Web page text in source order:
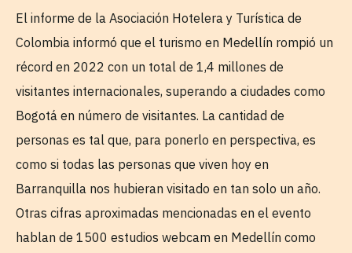
El informe de la Asociación Hotelera y Turística de
Colombia informó que el turismo en Medellín rompió un
récord en 2022 con un total de 1,4 millones de
visitantes internacionales, superando a ciudades como
Bogotá en número de visitantes. La cantidad de
personas es tal que, para ponerlo en perspectiva, es
como si todas las personas que viven hoy en
Barranquilla nos hubieran visitado en tan solo un año.
Otras cifras aproximadas mencionadas en el evento
hablan de 1500 estudios webcam en Medellín como